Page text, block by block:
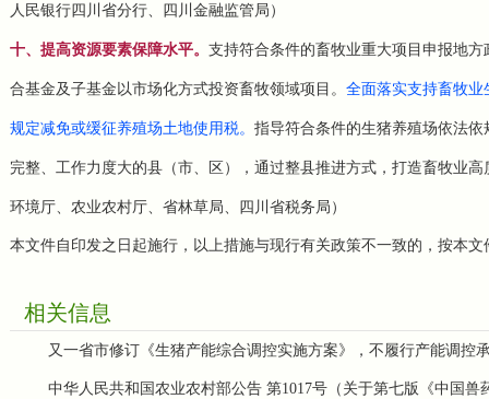
人民银行四川省分行、四川金融监管局）
十、提高资源要素保障水平。 支持符合条件的畜牧业重大项目申报地
合基金及子基金以市场化方式投资畜牧领域项目。 全面落实支持畜牧
规定减免或缓征养殖场土地使用税。 指导符合条件的生猪养殖场依法
完整、工作力度大的县（市、区），通过整县推进方式，打造畜牧业
环境厅、农业农村厅、省林草局、四川省税务局）
本文件自印发之日起施行，以上措施与现行有关政策不一致的，按本文
相关信息
又一省市修订《生猪产能综合调控实施方案》，不履行产能调控
中华人民共和国农业农村部公告 第1017号（关于第七版《中国兽